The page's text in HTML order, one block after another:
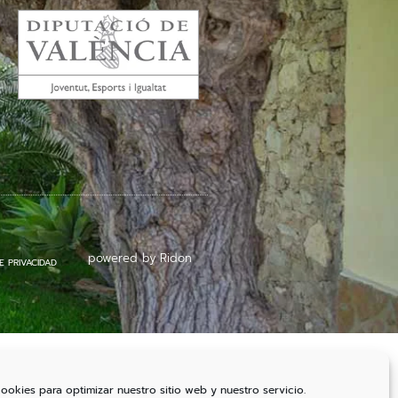
para optimizar nuestro sitio web y nuestro servicio.
PRIVACIDAD powered by Ridon